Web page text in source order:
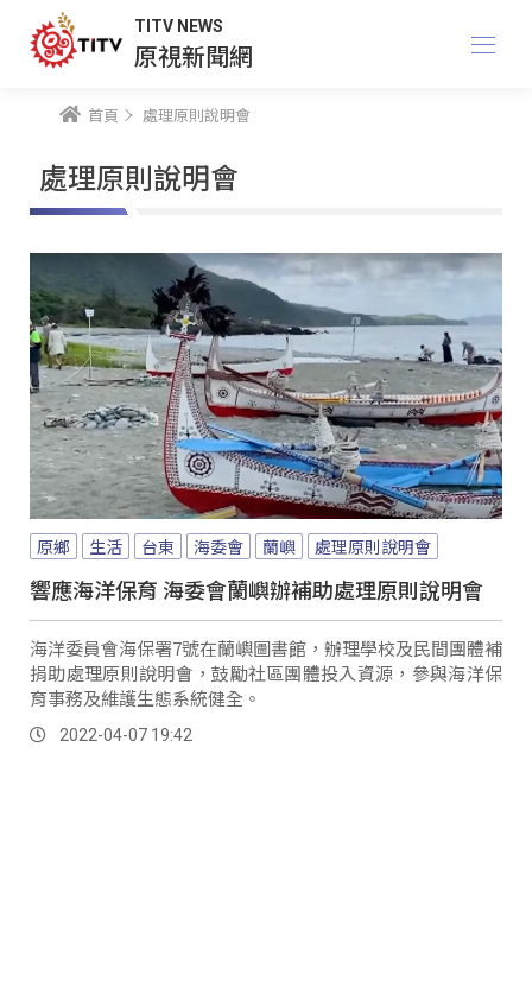
TITV NEWS
原視新聞網
首頁 處理原則說明會
處理原則說明會
原鄉 生活 台東 海委會 蘭嶼 處理原則說明會
響應海洋保育 海委會蘭嶼辦補助處理原則說明會
海洋委員會海保署7號在蘭嶼圖書館，辦理學校及民間團體補
捐助處理原則說明會，鼓勵社區團體投入資源，參與海洋保
育事務及維護生態系統健全。
2022-04-07 19:42